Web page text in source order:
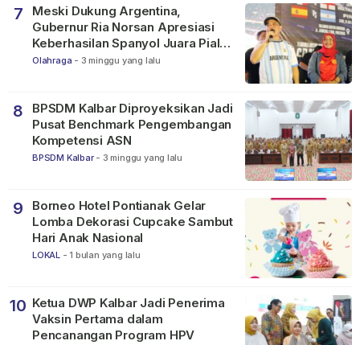
7
Meski Dukung Argentina,
Gubernur Ria Norsan Apresiasi
Keberhasilan Spanyol Juara Piala
Dunia FIFA 2026
Olahraga - 3 minggu yang lalu
8
BPSDM Kalbar Diproyeksikan Jadi
Pusat Benchmark Pengembangan
Kompetensi ASN
BPSDM Kalbar - 3 minggu yang lalu
9
Borneo Hotel Pontianak Gelar
Lomba Dekorasi Cupcake Sambut
Hari Anak Nasional
LOKAL - 1 bulan yang lalu
10 Ketua DWP Kalbar Jadi Penerima
Vaksin Pertama dalam
Pencanangan Program HPV